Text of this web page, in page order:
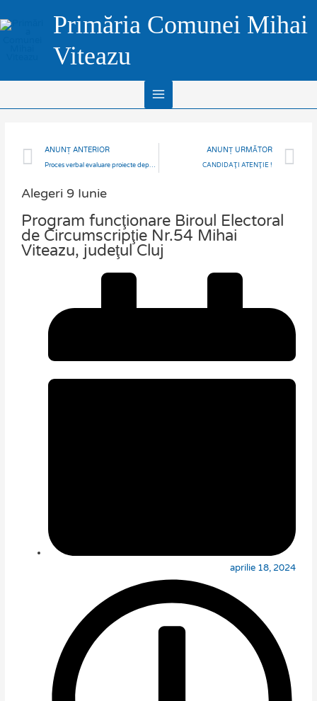
to
Primăria Comunei Mihai
Viteazu
Menu
Prev
ANUNȚ ANTERIOR
Proces verbal evaluare proiecte depuse pentru domeniul sport anul 2024 comuna Mihai Viteazu
ANUNȚ URMĂTOR
CANDIDAŢI ATENŢIE !
Alegeri 9 Iunie
Program funcţionare Biroul Electoral
de Circumscripţie Nr.54 Mihai
Viteazu, judeţul Cluj
aprilie 18, 2024